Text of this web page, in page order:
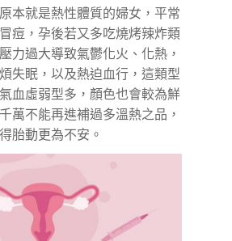
本就是熱性體質的婦女，平常
痘，孕後若又多吃燒烤辣炸類
力過大導致氣鬱化火、化熱，
失眠，以及熱迫血行，這類型
血虛弱型多，顏色也會較為鮮
萬不能再進補過多溫熱之品，
胎動更為不安。